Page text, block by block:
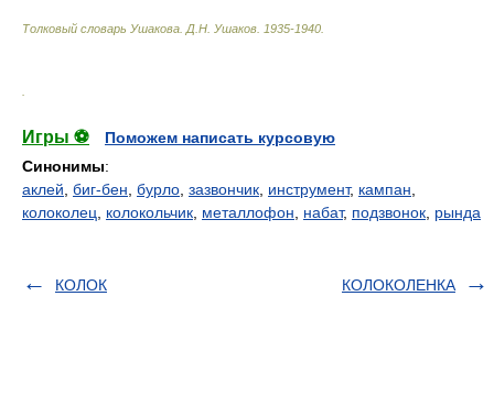
Толковый словарь Ушакова Д.Н. Ушаков. 1935-1940
Игры ⚽
Поможем написать курсовую
Синонимы:
аклей биг-бен бурло зазвончик инструмент, кампан
колоколец
колокольчик металлофон набат, подзвонок рында
КОЛОК КОЛОКОЛЕНКА